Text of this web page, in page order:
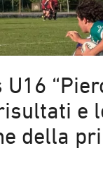
e
della